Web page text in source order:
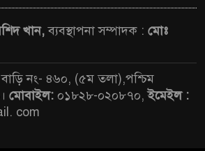
খান,ব্যবস্থাপনা সম্পাদক : মোঃ
বাড়ি নং- ৪৬০, (৫ম তলা),পশ্চিম
মোবাইল: ০১৮২৮-০২০৮৭০,ইমেইল :
com